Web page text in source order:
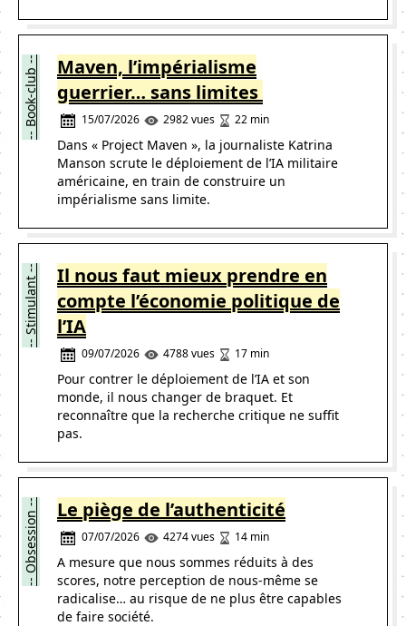
-- Book-club --
Maven, l’impérialisme
guerrier… sans limites
15/07/2026 2982 vues 22 min
Dans « Project Maven », la journaliste Katrina
Manson scrute le déploiement de l’IA militaire
américaine, en train de construire un
impérialisme sans limite.
-- Stimulant --
Il nous faut mieux prendre en
compte l’économie politique de
l’IA
09/07/2026 4788 vues 17 min
Pour contrer le déploiement de l’IA et son
monde, il nous changer de braquet. Et
reconnaître que la recherche critique ne suffit
pas.
-- Obsession -- Le piège de l’authenticité
07/07/2026 4274 vues 14 min
A mesure que nous sommes réduits à des
scores, notre perception de nous-même se
radicalise… au risque de ne plus être capables
de faire société.